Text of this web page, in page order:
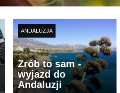
ANDALUZJA
Zrób to sam -
wyjazd do
Andaluzji